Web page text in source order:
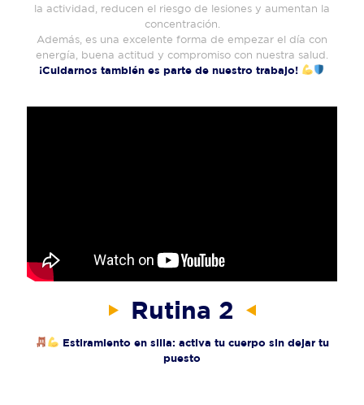
la actividad, reducen el riesgo de lesiones y aumentan la
concentración.
Además, es una excelente forma de empezar el día con
energía, buena actitud y compromiso con nuestra salud.
¡Cuidarnos también es parte de nuestro trabajo!
Rutina 2
Estiramiento en silla: activa tu cuerpo sin dejar tu
puesto